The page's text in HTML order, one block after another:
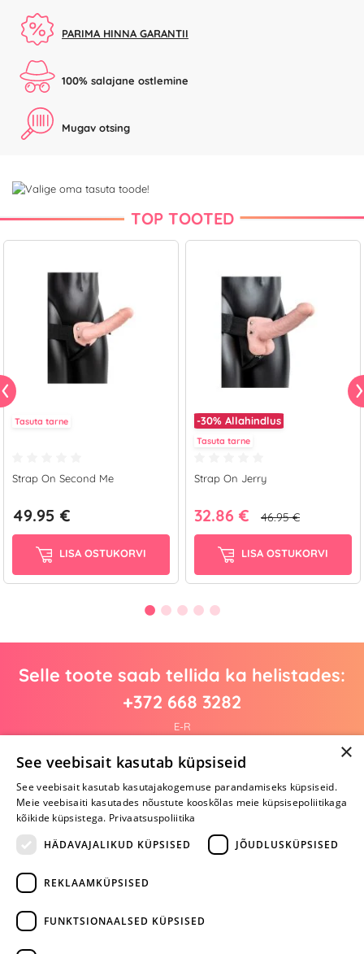
PARIMA HINNA GARANTII
100% salajane ostlemine
Mugav otsing
TOP TOOTED
Tasuta tarne
Strap On Second Me
49.95 €
LISA OSTUKORVI
-30% Allahindlus
Tasuta tarne
Strap On Jerry
32.86 € 46.95 €
LISA OSTUKORVI
Selle toote saab tellida ka helistades:
+372 668 3282
E-R
Arvustusi veel pole
Ole esimene!
Kirjuta arvustus ja SAA KINGITUS!
×
See veebisait kasutab küpsiseid
See veebisait kasutab kasutajakogemuse parandamiseks küpsiseid.
Meie veebisaiti kasutades nõustute kooskõlas meie küpsisepoliitikaga
kõikide küpsistega. Privaatsuspoliitika
HÄDAVAJALIKUD KÜPSISED
JÕUDLUSKÜPSISED
REKLAAMKÜPSISED
FUNKTSIONAALSED KÜPSISED